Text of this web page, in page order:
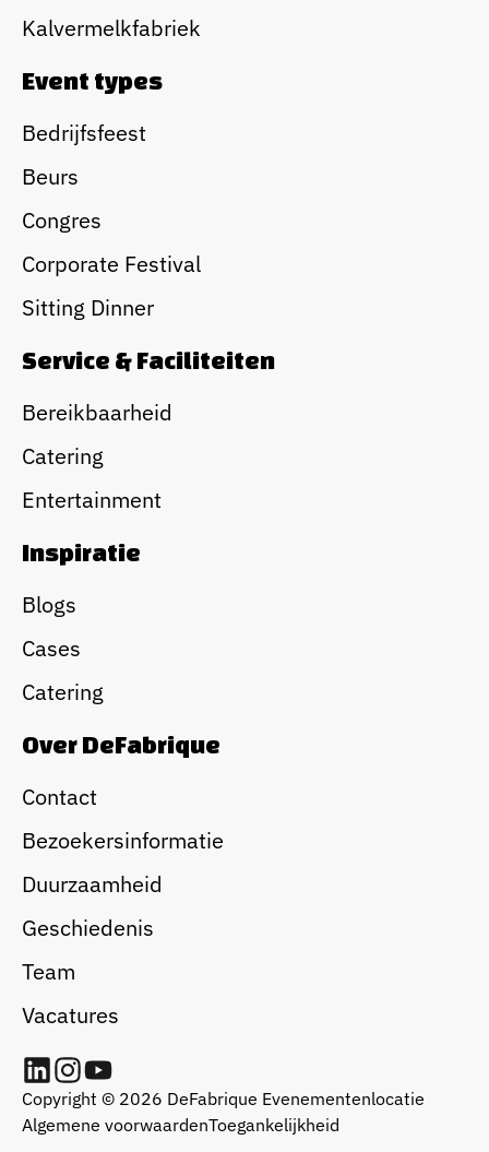
Kalvermelkfabriek
Event types
Bedrijfsfeest
Beurs
Congres
Corporate Festival
Sitting Dinner
Service & Faciliteiten
Bereikbaarheid
Catering
Entertainment
Inspiratie
Blogs
Cases
Catering
Over DeFabrique
Contact
Bezoekersinformatie
Duurzaamheid
Geschiedenis
Team
Vacatures
Copyright © 2026 DeFabrique Evenementenlocatie
Algemene voorwaardenToegankelijkheid